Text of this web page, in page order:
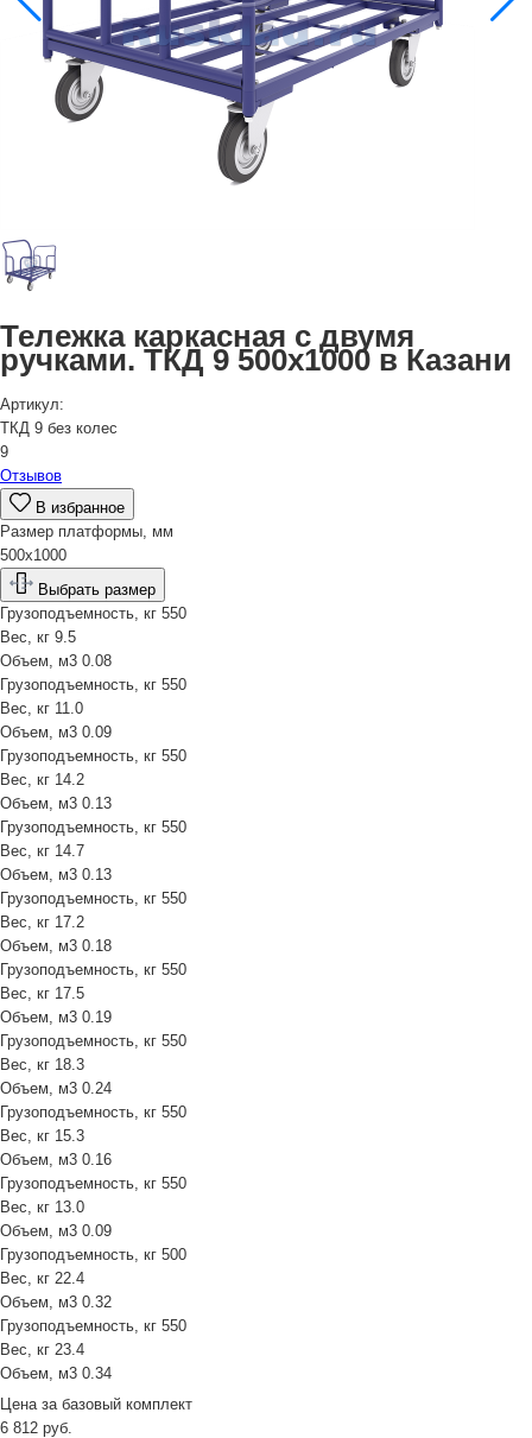
Тележка каркасная с двумя
ручками. ТКД 9 500х1000 в Казани
Артикул:
ТКД 9 без колес
9
Отзывов
В избранное
Размер платформы, мм
500х1000
Выбрать размер
Грузоподъемность, кг 550
Вес, кг 9.5
Объем, м3 0.08
Грузоподъемность, кг 550
Вес, кг 11.0
Объем, м3 0.09
Грузоподъемность, кг 550
Вес, кг 14.2
Объем, м3 0.13
Грузоподъемность, кг 550
Вес, кг 14.7
Объем, м3 0.13
Грузоподъемность, кг 550
Вес, кг 17.2
Объем, м3 0.18
Грузоподъемность, кг 550
Вес, кг 17.5
Объем, м3 0.19
Грузоподъемность, кг 550
Вес, кг 18.3
Объем, м3 0.24
Грузоподъемность, кг 550
Вес, кг 15.3
Объем, м3 0.16
Грузоподъемность, кг 550
Вес, кг 13.0
Объем, м3 0.09
Грузоподъемность, кг 500
Вес, кг 22.4
Объем, м3 0.32
Грузоподъемность, кг 550
Вес, кг 23.4
Объем, м3 0.34
Цена за базовый комплект
6 812 руб.